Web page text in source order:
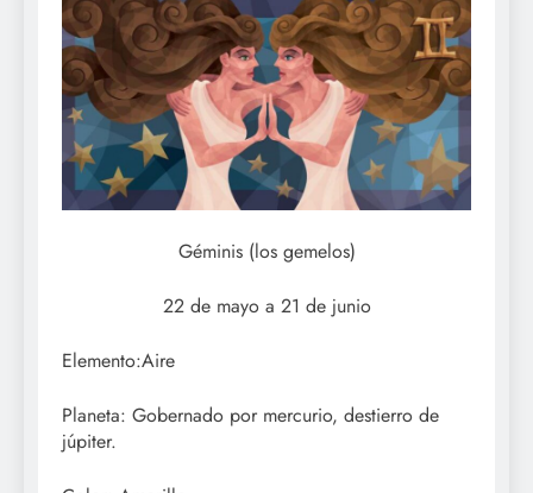
Géminis (los gemelos)
22 de mayo a 21 de junio
Elemento:Aire
Planeta: Gobernado por mercurio, destierro de
júpiter.